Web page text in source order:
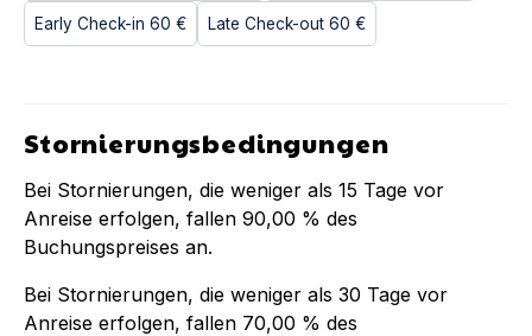
Early Check-in 60 € Late Check-out 60 €
Stornierungsbedingungen
Bei Stornierungen, die weniger als 15 Tage vor
Anreise erfolgen, fallen 90,00 % des
Buchungspreises an.
Bei Stornierungen, die weniger als 30 Tage vor
Anreise erfolgen, fallen 70,00 % des